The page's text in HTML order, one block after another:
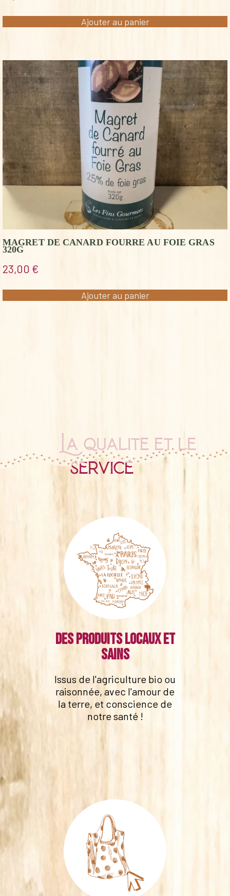
Ajouter au panier
MAGRET DE CANARD FOURRE AU FOIE GRAS
320G
23,00 €
Ajouter au panier
La qualité et le
service
Des produits locaux et
sains
Issus de l'agriculture bio ou
raisonnée, avec l'amour de
la terre, et conscience de
notre santé !